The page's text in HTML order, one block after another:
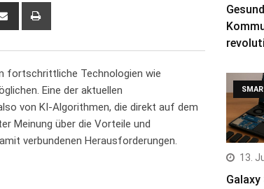
Share
fortschrittliche⁣ Technologien⁢ wie⁤
Eine ⁢der aktuellen
von‍ KI-Algorithmen, ‍die direkt auf ⁤dem
Meinung‌ über ⁤die Vorteile ⁤und
verbundenen⁣ Herausforderungen.
13.
Galaxy